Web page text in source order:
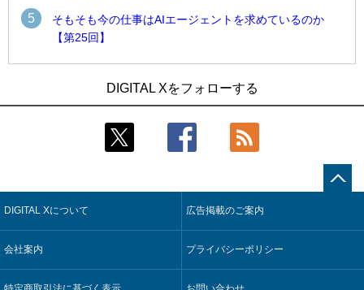
5
そもそも今の仕事はAIエージェントを求めているのか
【第25回】
技術を使う抽出方法の研究開始
Umios、消費者起点の販売計画策定に向けたAIシステムを本格
4
コスモ石油、製油所の設備点検への四足歩行ロボット利用を
5 フィジカルAIが迫る“人と機械の役割の再設計”【第3回】
合基盤を本格稼働
鹿島建設、鋼管柱へのコンクリート充填時の異常を検出する
AIを遠隔監視システムに実装
4
そもそも今の仕事はAIエージェントを求めているのか【第25
5
製造業の現場の暗黙知を組織横断で活用するためのナレッジ
管理基盤、LIGHTzが提供
DIGITAL Xをフォローする
DIGITAL Xについて 広告掲載のご案内
会社案内 プライバシーポリシー